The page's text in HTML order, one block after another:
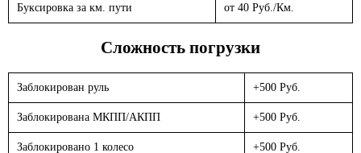
Буксировка за км. пути от 40 Руб./Км.
Сложность погрузки
Заблокирован руль +500 Руб.
Заблокирована МКПП/АКПП +500 Руб.
Заблокировано 1 колесо +500 Руб.